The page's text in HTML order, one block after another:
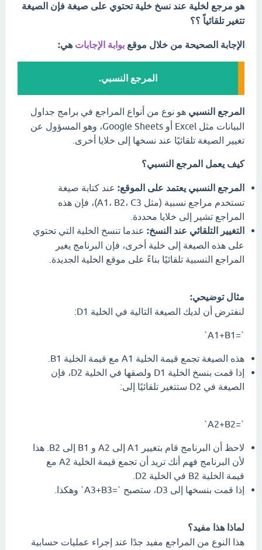
هو مرجع لخلية عند نسخ خلية تحتوي على صيغة فإن الصيغة
تتغير تلقائياً ؟؟
الإجابة الصحيحة من خلال موقع بوابة الإجابات هي:
المرجع النسبي.
المرجع النسبي هو نوع من أنواع المراجع في برامج جداول
البيانات مثل Excel أو Google Sheets، وهو المسؤول عن
تغيير الصيغة تلقائيًا عند نسخها إلى خلايا أخرى.
كيف يعمل المرجع النسبي؟
المرجع النسبي يعتمد على الموقع: عند كتابة صيغة
تستخدم مراجع نسبية (مثل A1، B2، C3)، فإن هذه
المراجع تشير إلى خلايا محددة.
التغيير التلقائي عند النسخ: عندما تنسخ الخلية التي تحتوي
على هذه الصيغة إلى خلية أخرى، فإن البرنامج يغير
المراجع النسبية تلقائيًا بناءً على موقع الخلية الجديدة.
مثال توضيحي:
لنفترض أن لديك الصيغة التالية في الخلية D1:
`=A1+B1`
هذه الصيغة تجمع قيمة الخلية A1 مع قيمة الخلية B1.
إذا قمت بنسخ الخلية D1 ولصقها في الخلية D2، فإن
الصيغة في D2 ستتغير تلقائيًا إلى:
`=A2+B2`
لاحظ أن البرنامج قام بتغيير A1 إلى A2 و B1 إلى B2. هذا
لأن البرنامج فهم أنك تريد أن تجمع قيمة الخلية A2 مع
قيمة الخلية B2 في الخلية D2.
إذا قمت بنسخها إلى D3، ستصبح `=A3+B3` وهكذا.
لماذا هذا مفيد؟
هذا النوع من المراجع مفيد جدًا عند إجراء عمليات حسابية